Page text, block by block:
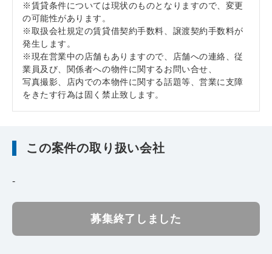
※賃貸条件については現状のものとなりますので、変更
の可能性があります。
※取扱会社規定の賃貸借契約手数料、譲渡契約手数料が
発生します。
※現在営業中の店舗もありますので、店舗への連絡、従
業員及び、関係者への物件に関するお問い合せ、
写真撮影、店内での本物件に関する話題等、営業に支障
をきたす行為は固く禁止致します。
この案件の取り扱い会社
-
募集終了しました